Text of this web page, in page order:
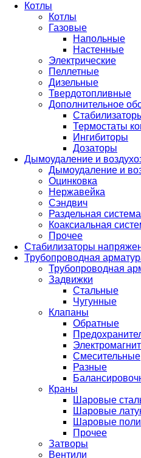
Котлы
Котлы
Газовые
Напольные
Настенные
Электрические
Пеллетные
Дизельные
Твердотопливные
Дополнительное
Термостаты
Ингибиторы
Дозаторы
Дымоудаление и
Дымоудаление и
Оцинковка
Нержавейка
Сэндвич
Раздельная
Коаксиальная
Прочее
Стабилизаторы
Трубопроводная
Трубопроводная
Задвижки
Стальные
Чугунные
Клапаны
Обратные
Смесительные
Разные
Краны
Шаровые
Шаровые
Шаровые
Прочее
Затворы
Вентили